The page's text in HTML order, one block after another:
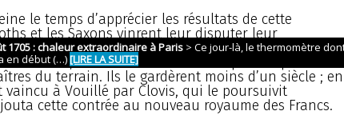
le temps d’apprécier les résultats de cette
et les Saxons vinrent leur disputer leur
qui, pour surveiller le pays, avait établi ses
d’Oléron, était sans cesse harcelé par ces pirates
du terrain. Ils le gardèrent moins d’un siècle ; en
vaincu à Vouillé par Clovis, qui le poursuivit
cette contrée au nouveau royaume des Francs.